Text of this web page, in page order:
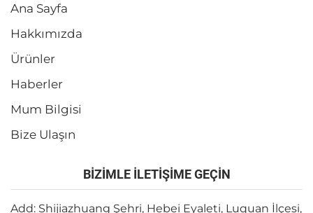
Ana Sayfa
Hakkımızda
Ürünler
Haberler
Mum Bilgisi
Bize Ulaşın
BİZİMLE İLETİŞİME GEÇİN
Add: Shijiazhuang Şehri, Hebei Eyaleti, Luquan İlçesi,